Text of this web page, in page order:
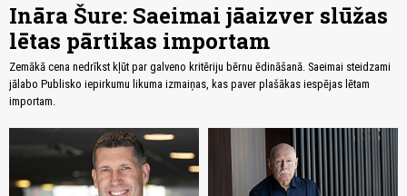
Ināra Šure: Saeimai jāaizver slūžas
lētas pārtikas importam
Zemākā cena nedrīkst kļūt par galveno kritēriju bērnu ēdināšanā. Saeimai steidzami
jālabo Publisko iepirkumu likuma izmaiņas, kas paver plašākas iespējas lētam
importam.